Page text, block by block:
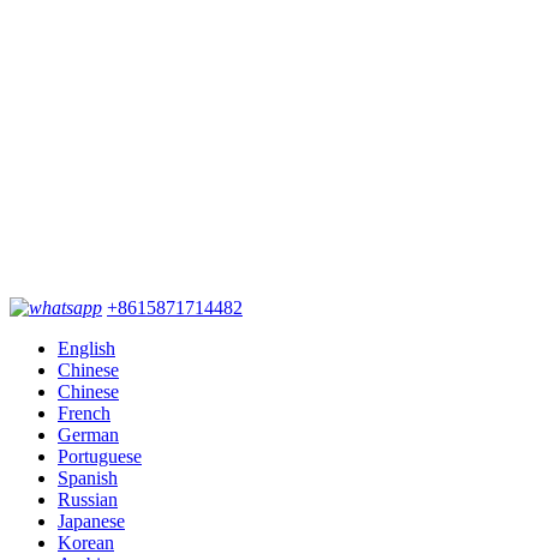
+8615871714482
English
Chinese
Chinese
French
German
Portuguese
Spanish
Russian
Japanese
Korean